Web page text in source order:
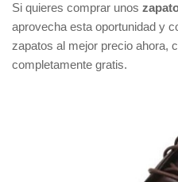
Si quieres comprar unos
aprovecha esta oportunidad y
zapatos al mejor precio ahora,
completamente gratis.